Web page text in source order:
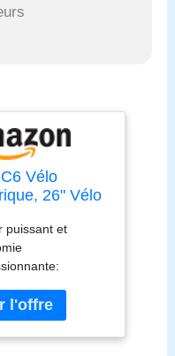
Vélo
26" Vélo
36V 12,5Ah
Amovible,
Autonomie, 7
250W
E-Bike avec
Frein à
Disque,
puissant et
moteur de 250W
de 36V
offrant jusqu'à